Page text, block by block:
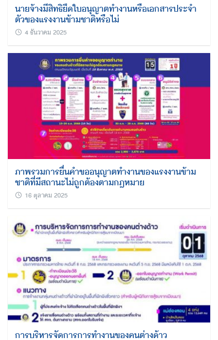
นายจ้างมีสิทธิยึดใบอนุญาตทำงานหรือเอกสารประจำ
ตัวของแรงงานข้ามชาติหรือไม่
4 ธันวาคม 2025
ภาพรวมการยื่นคำขออนุญาตทำงานของแรงงานข้าม
ชาติที่มีสถานะไม่ถูกต้องตามกฎหมาย
16 ตุลาคม 2025
การบริหารจัดการการทำงานของคนต่างด้าว